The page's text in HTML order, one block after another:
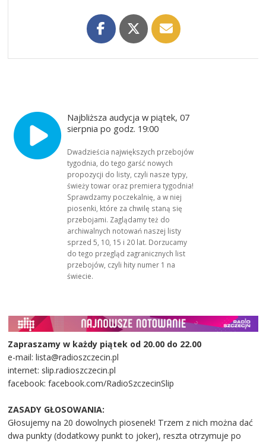
Najbliższa audycja w piątek, 07
sierpnia po godz. 19:00
Dwadzieścia największych przebojów
tygodnia, do tego garść nowych
propozycji do listy, czyli nasze typy,
świeży towar oraz premiera tygodnia!
Sprawdzamy poczekalnię, a w niej
piosenki, które za chwilę staną się
przebojami. Zaglądamy też do
archiwalnych notowań naszej listy
sprzed 5, 10, 15 i 20 lat. Dorzucamy
do tego przegląd zagranicznych list
przebojów, czyli hity numer 1 na
świecie.
Zapraszamy w każdy piątek od 20.00 do 22.00
e-mail: lista@radioszczecin.pl
internet: slip.radioszczecin.pl
facebook: facebook.com/RadioSzczecinSlip
ZASADY GŁOSOWANIA:
Głosujemy na 20 dowolnych piosenek! Trzem z nich można dać
dwa punkty (dodatkowy punkt to joker), reszta otrzymuje po